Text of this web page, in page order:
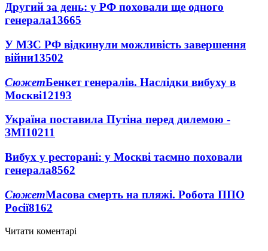
Другий за день: у РФ поховали ще одного
генерала13665
У МЗС РФ відкинули можливість завершення
війни13502
СюжетБенкет генералів. Наслідки вибуху в
Москві12193
Україна поставила Путіна перед дилемою -
ЗМІ10211
Вибух у ресторані: у Москві таємно поховали
генерала8562
СюжетМасова смерть на пляжі. Робота ППО
Росії8162
Читати коментарі